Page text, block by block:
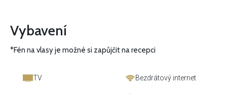
Vybavení
*Fén na vlasy je možné si zapůjčit na recepci
TV Bezdrátový internet